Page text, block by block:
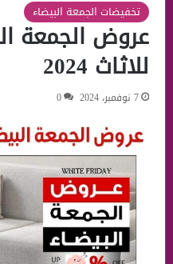
تخفيضات الجمعة البيضاء
عروض الجمعة
للاثاث 2024
7 نوفمبر، 2024 0